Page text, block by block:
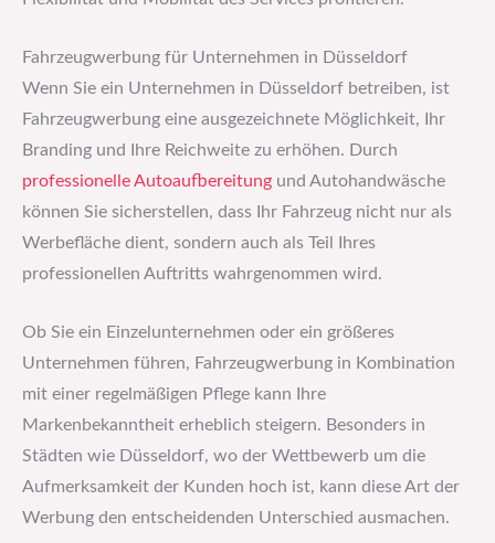
Fahrzeugwerbung für Unternehmen in Düsseldorf
Wenn Sie ein Unternehmen in Düsseldorf betreiben, ist
Fahrzeugwerbung eine ausgezeichnete Möglichkeit, Ihr
Branding und Ihre Reichweite zu erhöhen. Durch
professionelle Autoaufbereitung und Autohandwäsche
können Sie sicherstellen, dass Ihr Fahrzeug nicht nur als
Werbefläche dient, sondern auch als Teil Ihres
professionellen Auftritts wahrgenommen wird.
Ob Sie ein Einzelunternehmen oder ein größeres
Unternehmen führen, Fahrzeugwerbung in Kombination
mit einer regelmäßigen Pflege kann Ihre
Markenbekanntheit erheblich steigern. Besonders in
Städten wie Düsseldorf, wo der Wettbewerb um die
Aufmerksamkeit der Kunden hoch ist, kann diese Art der
Werbung den entscheidenden Unterschied ausmachen.